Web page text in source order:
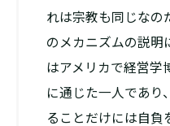
れは宗教も同じなの
のメカニズムの説明
はアメリカで経営学
に通じた一人であり
ることだけには自負